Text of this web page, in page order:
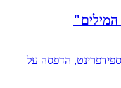
המילים"